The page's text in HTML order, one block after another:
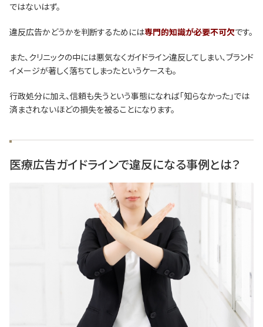
ではないはず。
違反広告かどうかを判断するためには専門的知識が必要不可欠です。
また、クリニックの中には悪気なくガイドライン違反してしまい、ブランド
イメージが著しく落ちてしまったというケースも。
行政処分に加え、信頼も失うという事態になれば「知らなかった」では
済まされないほどの損失を被ることになります。
医療広告ガイドラインで違反になる事例とは？